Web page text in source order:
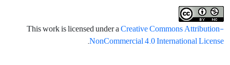
This work is licensed under aCreative Commons Attribution-
NonCommercial 4.0 International License
.